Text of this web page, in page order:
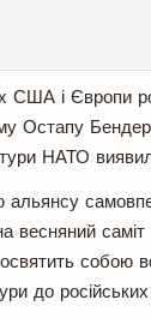
США і Європи
Остапу
НАТО
весняний
собою
до